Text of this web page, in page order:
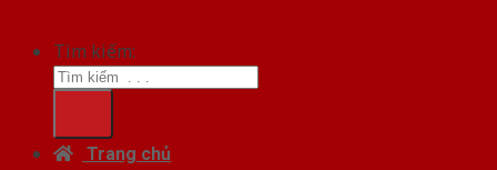
Tìm kiếm:
Trang chủ